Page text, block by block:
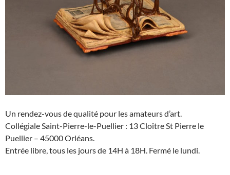
Un rendez-vous de qualité pour les amateurs d’art.
Collégiale Saint-Pierre-le-Puellier : 13 Cloître St Pierre le
Puellier – 45000 Orléans.
Entrée libre, tous les jours de 14H à 18H. Fermé le lundi.